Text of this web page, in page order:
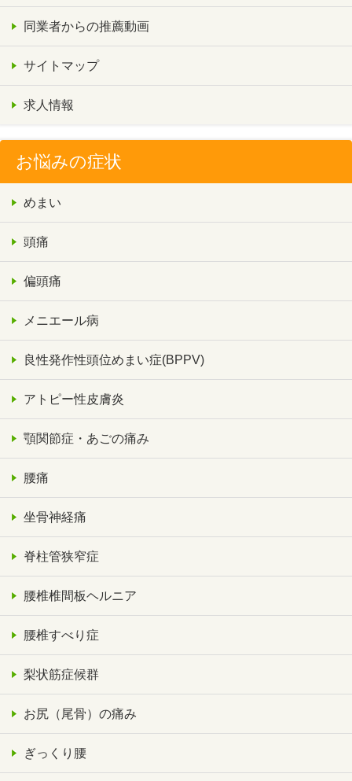
同業者からの推薦動画
サイトマップ
求人情報
お悩みの症状
めまい
頭痛
偏頭痛
メニエール病
良性発作性頭位めまい症(BPPV)
アトピー性皮膚炎
顎関節症・あごの痛み
腰痛
坐骨神経痛
脊柱管狭窄症
腰椎椎間板ヘルニア
腰椎すべり症
梨状筋症候群
お尻（尾骨）の痛み
ぎっくり腰